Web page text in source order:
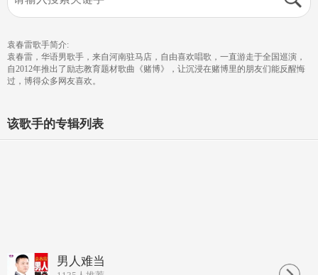
袁春雷歌手简介:
袁春雷，华语男歌手，来自河南驻马店，自由喜欢唱歌，一直游走于全国巡演，
自2012年推出了励志教育题材歌曲《赌博》，让沉浸在赌博里的朋友们能反醒悔
过，博得众多网友喜欢。
该歌手的专辑列表
男人难当